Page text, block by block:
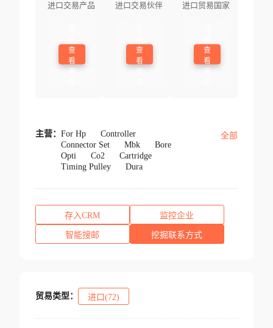
进口交易产品
查
看
进口交易伙伴
查
看
进口贸易国家
查
看
主营： For Hp
Controller
Connector Set
Mbk
Bore
Opti
Co2
Cartridge
Timing Pulley
Dura
全部
存入CRM 监控企业
智能搜邮 挖掘联系方式
贸易类型： 进口(72)